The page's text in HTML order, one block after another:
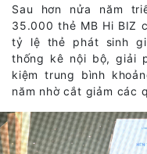
Sau hơn nửa năm
35.000 thẻ MB Hi BIZ
tỷ lệ thẻ phát sinh
thống kê nội bộ, giải
kiệm trung bình
năm nhờ cắt giảm các